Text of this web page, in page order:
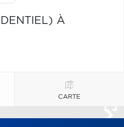
À
CARTE